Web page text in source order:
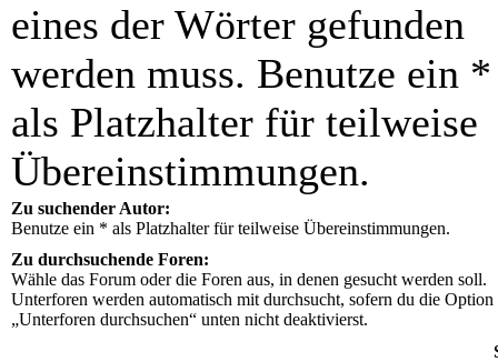
eines der Wörter gefunden
werden muss. Benutze ein *
als Platzhalter für teilweise
Übereinstimmungen.
Zu suchender Autor:
Benutze ein * als Platzhalter für teilweise Übereinstimmungen.
Zu durchsuchende Foren:
Wähle das Forum oder die Foren aus, in denen gesucht werden soll.
Unterforen werden automatisch mit durchsucht, sofern du die Option
„Unterforen durchsuchen“ unten nicht deaktivierst.